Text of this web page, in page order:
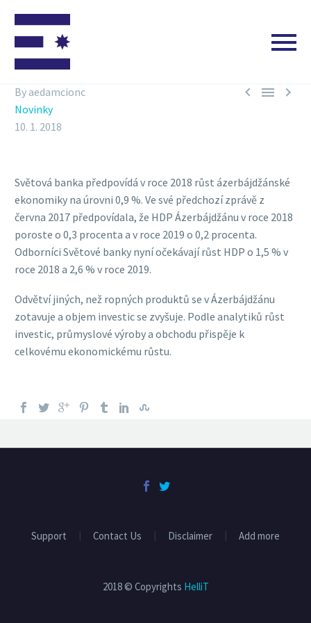
  
By aedamcionc
Novinky
10. 1. 2018
Světová banka předpovídá v roce 2018 růst ázerbájdžánské
ekonomiky na úrovni 0,9 %. Ve své předchozí zprávě z
června 2017 předpovídala, že HDP Ázerbájdžánu v roce 2018
poroste o 0,3 procenta a v roce 2019 o 0,2 procenta.
Odborníci Světové banky nyní očekávají růst HDP o 1,5 % v
roce 2018 a 2,6 % v roce 2019.
Odvětví jiných, než ropných produktů se v Ázerbájdžánu
zotavuje a objem investic se zvyšuje. Podle analytiků růst
investic, průmyslové výroby a obchodu přispěje k
celkovému ekonomickému růstu.
Support Contact Us Disclaimer Add more
2018 © Copyrights HelliT